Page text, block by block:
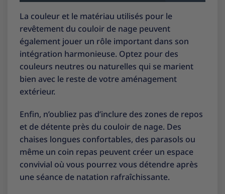
La couleur et le matériau utilisés pour le
revêtement du couloir de nage peuvent
également jouer un rôle important dans son
intégration harmonieuse. Optez pour des
couleurs neutres ou naturelles qui se marient
bien avec le reste de votre aménagement
extérieur.
Enfin, n’oubliez pas d’inclure des zones de repos
et de détente près du couloir de nage. Des
chaises longues confortables, des parasols ou
même un coin repas peuvent créer un espace
convivial où vous pourrez vous détendre après
une séance de natation rafraîchissante.